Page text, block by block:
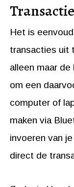
Het is
transacties uit
alleen maar
om een
computer of
maken via
invoeren van
direct de